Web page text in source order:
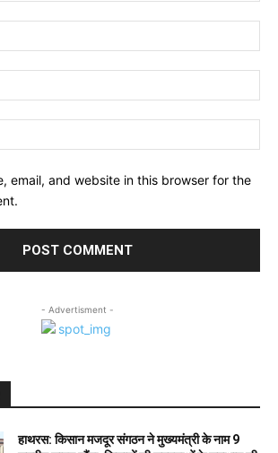
email, and website in this browser for the
- Advertisment -
हाथरस: किसान मजदूर संगठन ने मुख्यमंत्री के नाम 9